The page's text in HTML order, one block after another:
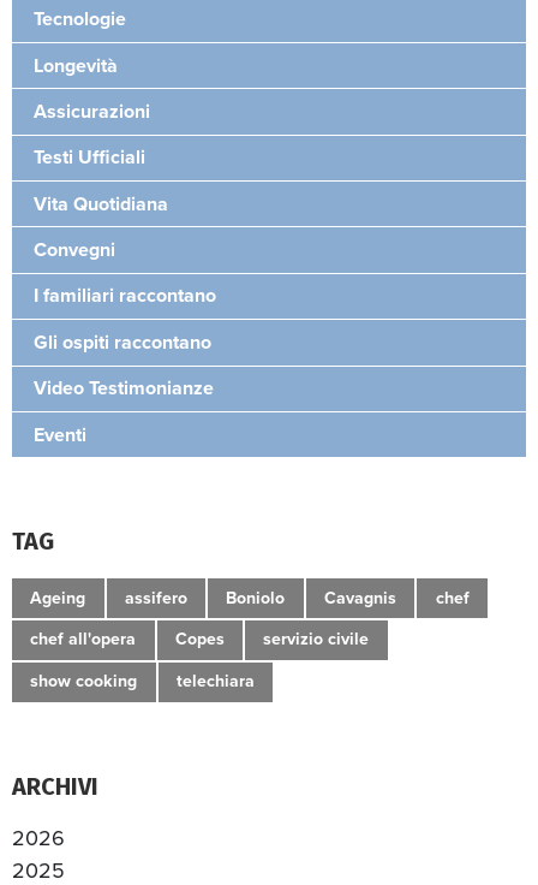
Tecnologie
Longevità
Assicurazioni
Testi Ufficiali
Vita Quotidiana
Convegni
I familiari raccontano
Gli ospiti raccontano
Video Testimonianze
Eventi
TAG
Ageing assifero Boniolo Cavagnis chef
chef all'opera Copes servizio civile
show cooking telechiara
ARCHIVI
2026
2025